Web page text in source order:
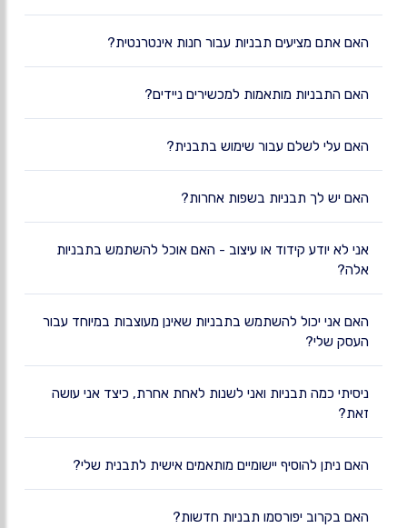
האם אתם מציעים תבניות עבור חנות אינטרנטית?
האם התבניות מותאמות למכשירים ניידים?
האם עלי לשלם עבור שימוש בתבנית?
האם יש לך תבניות בשפות אחרות?
אני לא יודע קידוד או עיצוב - האם אוכל להשתמש בתבניות
אלה?
האם אני יכול להשתמש בתבניות שאינן מעוצבות במיוחד עבור
העסק שלי?
ניסיתי כמה תבניות ואני לשנות לאחת אחרת, כיצד אני עושה
זאת?
האם ניתן להוסיף יישומיים מותאמים אישית לתבנית שלי?
האם בקרוב יפורסמו תבניות חדשות?